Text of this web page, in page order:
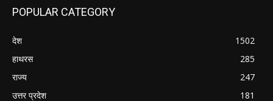
POPULAR CATEGORY
देश
1502
हाथरस
285
राज्य
247
उत्तर प्रदेश
181